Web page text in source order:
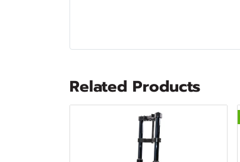
Related Products